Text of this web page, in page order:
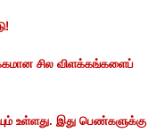
சில விளக்கங்களைப்
உள்ளது. இது பெண்களுக்கு